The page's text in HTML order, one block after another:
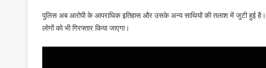
पुलिस अब आरोपी के आपराधिक इतिहास और उसके अन्य साथियों की तलाश में जुटी हुई
लोगों को भी गिरफ्तार किया जाएगा।